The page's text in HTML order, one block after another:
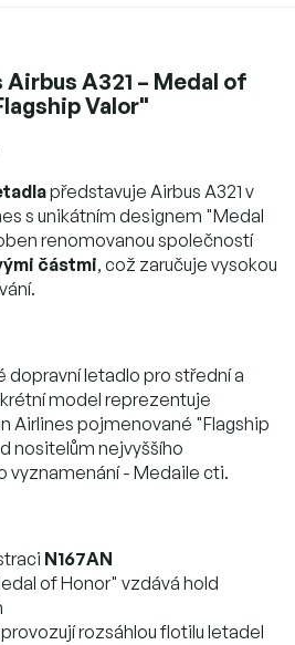
A321 – Medal of
Valor"
představuje Airbus A321 v
s unikátním designem "Medal
renomovanou společností
částmi, což zaručuje vysokou
dopravní letadlo pro střední a
model reprezentuje
Airlines pojmenované "Flagship
nositelům nejvyššího
vyznamenání - Medaile cti.
N167AN
of Honor" vzdává hold
rozsáhlou flotilu letadel